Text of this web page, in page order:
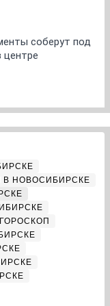
соберут под
центре
В НОВОСИБИРСКЕ
ГОРОСКОП